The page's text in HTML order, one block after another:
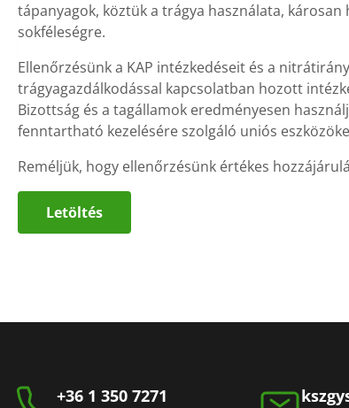
tápanyagok, köztük a trágya használata,
sokféleségre.
Ellenőrzésünk a KAP intézkedéseit és a
trágyagazdálkodással kapcsolatban hozott
Bizottság és a tagállamok eredményesen
fenntartható kezelésére szolgáló uniós
Reméljük, hogy ellenőrzésünk értékes
Letöltés
+36 1 350 7271